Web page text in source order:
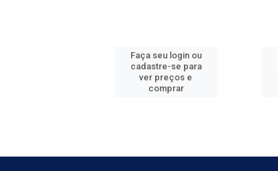
Faça seu login ou
cadastre-se para
ver preços e
comprar